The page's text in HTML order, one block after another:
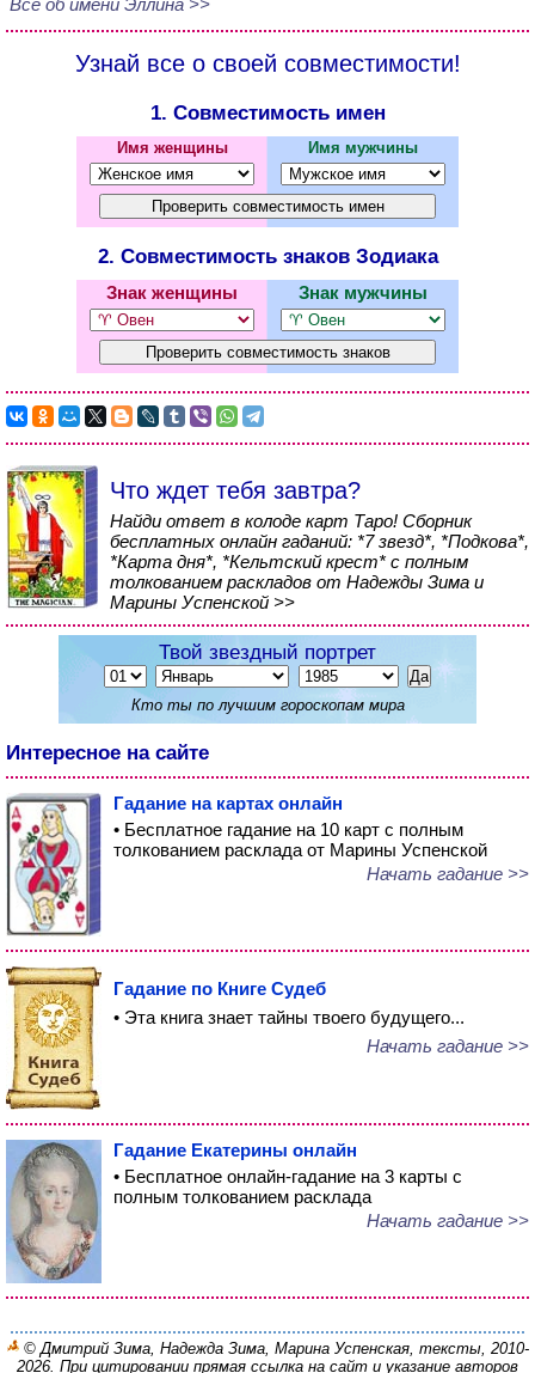
Все об имени Эллина >>
Узнай все о своей совместимости!
1. Совместимость имен
Имя женщины Имя мужчины
2. Совместимость знаков Зодиака
Знак женщины Знак мужчины
Что ждет тебя завтра?
Найди ответ в колоде карт Таро! Сборник
бесплатных онлайн гаданий: *7 звезд*, *Подкова*,
*Карта дня*, *Кельтский крест* с полным
толкованием раскладов от Надежды Зима и
Марины Успенской >>
Твой звездный портрет
Кто ты по лучшим гороскопам мира
Интересное на сайте
Гадание на картах онлайн
• Бесплатное гадание на 10 карт с полным
толкованием расклада от Марины Успенской
Начать гадание >>
Гадание по Книге Судеб
• Эта книга знает тайны твоего будущего...
Начать гадание >>
Гадание Екатерины онлайн
• Бесплатное онлайн-гадание на 3 карты с
полным толкованием расклада
Начать гадание >>
© Дмитрий Зима, Надежда Зима, Марина Успенская, тексты, 2010-
2026. При цитировании прямая ссылка на сайт и указание авторов